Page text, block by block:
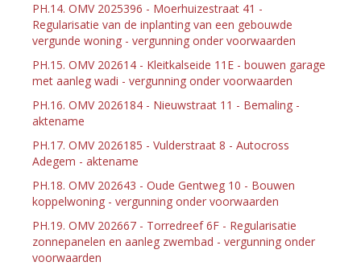
PH.14. OMV 2025396 - Moerhuizestraat 41 -
Regularisatie van de inplanting van een gebouwde
vergunde woning - vergunning onder voorwaarden
PH.15. OMV 202614 - Kleitkalseide 11E - bouwen garage
met aanleg wadi - vergunning onder voorwaarden
PH.16. OMV 2026184 - Nieuwstraat 11 - Bemaling -
aktename
PH.17. OMV 2026185 - Vulderstraat 8 - Autocross
Adegem - aktename
PH.18. OMV 202643 - Oude Gentweg 10 - Bouwen
koppelwoning - vergunning onder voorwaarden
PH.19. OMV 202667 - Torredreef 6F - Regularisatie
zonnepanelen en aanleg zwembad - vergunning onder
voorwaarden